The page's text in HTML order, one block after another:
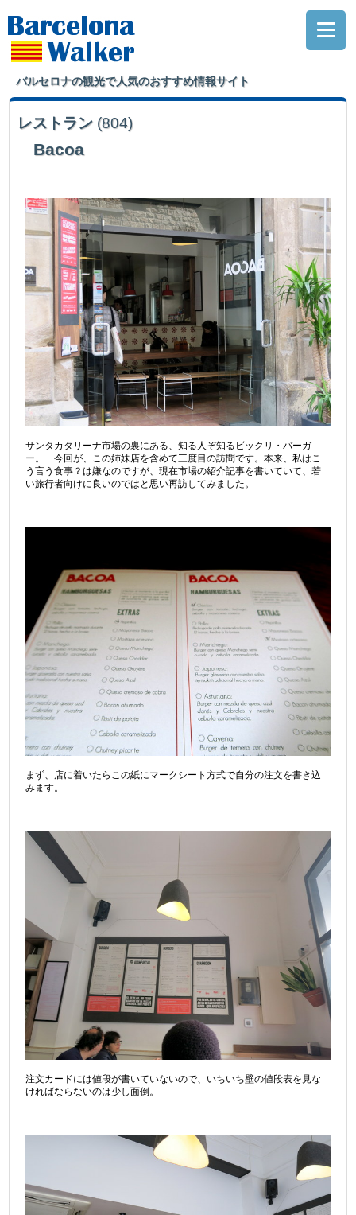
バルセロナの観光で人気のおすすめ情報サイト
レストラン (804)
Bacoa
サンタカタリーナ市場の裏にある、知る人ぞ知るビックリ・バーガ
ー。 今回が、この姉妹店を含めて三度目の訪問です。本来、私はこ
う言う食事？は嫌なのですが、現在市場の紹介記事を書いていて、若
い旅行者向けに良いのではと思い再訪してみました。
まず、店に着いたらこの紙にマークシート方式で自分の注文を書き込
みます。
注文カードには値段が書いていないので、いちいち壁の値段表を見な
ければならないのは少し面倒。